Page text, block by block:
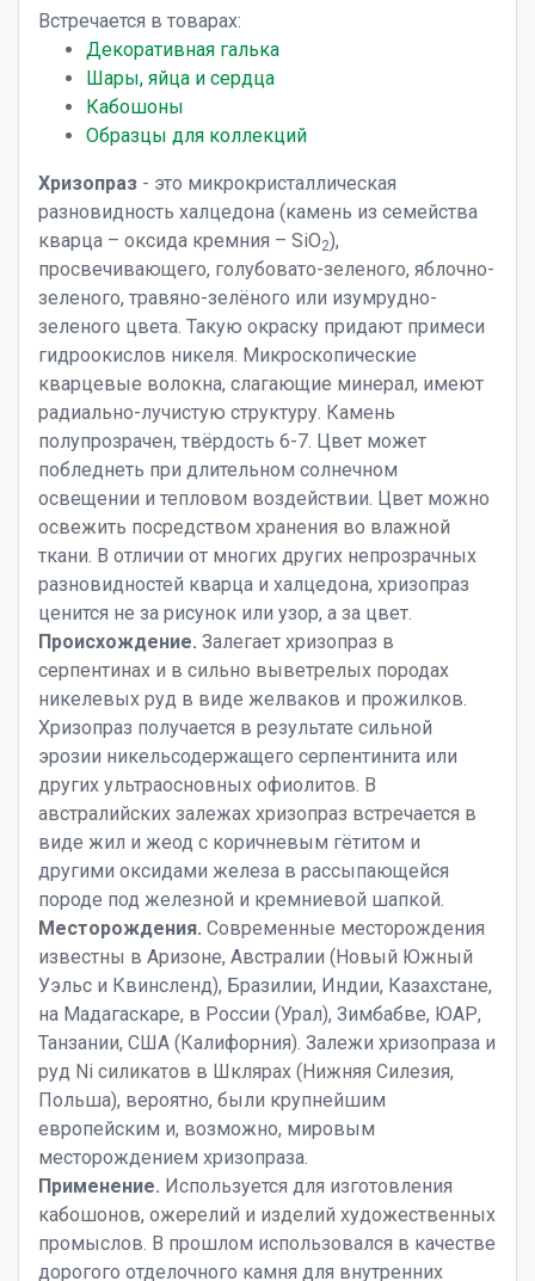
Встречается в товарах:
Декоративная галька
Шары, яйца и сердца
Кабошоны
Образцы для коллекций
Хризопраз - это микрокристаллическая
разновидность халцедона (камень из семейства
кварца – оксида кремния – SiO2),
просвечивающего, голубовато-зеленого, яблочно-
зеленого, травяно-зелёного или изумрудно-
зеленого цвета. Такую окраску придают примеси
гидроокислов никеля. Микроскопические
кварцевые волокна, слагающие минерал, имеют
радиально-лучистую структуру. Камень
полупрозрачен, твёрдость 6-7. Цвет может
побледнеть при длительном солнечном
освещении и тепловом воздействии. Цвет можно
освежить посредством хранения во влажной
ткани. В отличии от многих других непрозрачных
разновидностей кварца и халцедона, хризопраз
ценится не за рисунок или узор, а за цвет.
Происхождение. Залегает хризопраз в
серпентинах и в сильно выветрелых породах
никелевых руд в виде желваков и прожилков.
Хризопраз получается в результате сильной
эрозии никельсодержащего серпентинита или
других ультраосновных офиолитов. В
австралийских залежах хризопраз встречается в
виде жил и жеод с коричневым гётитом и
другими оксидами железа в рассыпающейся
породе под железной и кремниевой шапкой.
Месторождения. Современные месторождения
известны в Аризоне, Австралии (Новый Южный
Уэльс и Квинсленд), Бразилии, Индии, Казахстане,
на Мадагаскаре, в России (Урал), Зимбабве, ЮАР,
Танзании, США (Калифорния). Залежи хризопраза и
руд Ni силикатов в Шклярах (Нижняя Силезия,
Польша), вероятно, были крупнейшим
европейским и, возможно, мировым
месторождением хризопраза.
Применение. Используется для изготовления
кабошонов, ожерелий и изделий художественных
промыслов. В прошлом использовался в качестве
дорогого отделочного камня для внутренних